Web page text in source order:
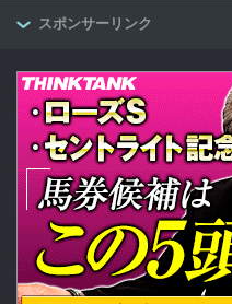
スポンサーリンク